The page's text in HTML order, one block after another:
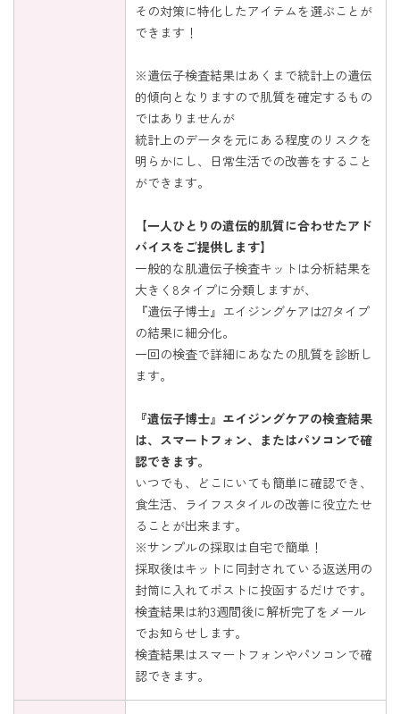
その対策に特化したアイテムを選ぶことが
できます！
※遺伝子検査結果はあくまで統計上の遺伝
的傾向となりますので肌質を確定するもの
ではありませんが
統計上のデータを元にある程度のリスクを
明らかにし、日常生活での改善をすること
ができます。
【一人ひとりの遺伝的肌質に合わせたアド
バイスをご提供します】
一般的な肌遺伝子検査キットは分析結果を
大きく8タイプに分類しますが、
『遺伝子博士』エイジングケアは27タイプ
の結果に細分化。
一回の検査で詳細にあなたの肌質を診断し
ます。
『遺伝子博士』エイジングケアの検査結果
は、スマートフォン、またはパソコンで確
認できます。
いつでも、どこにいても簡単に確認でき、
食生活、ライフスタイルの改善に役立たせ
ることが出来ます。
※サンプルの採取は自宅で簡単！
採取後はキットに同封されている返送用の
封筒に入れてポストに投函するだけです。
検査結果は約3週間後に解析完了をメール
でお知らせします。
検査結果はスマートフォンやパソコンで確
認できます。